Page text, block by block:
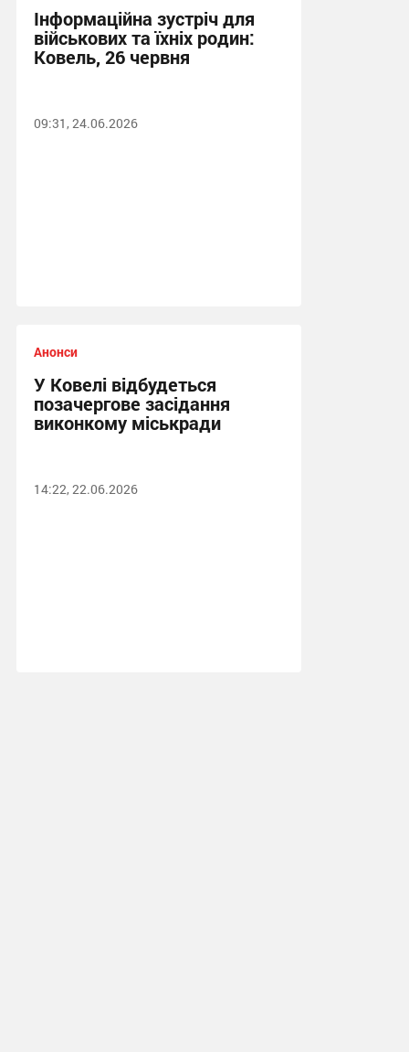
Інформаційна зустріч для
військових та їхніх родин:
Ковель, 26 червня
09:31, 24.06.2026
Анонси
У Ковелі відбудеться
позачергове засідання
виконкому міськради
14:22, 22.06.2026